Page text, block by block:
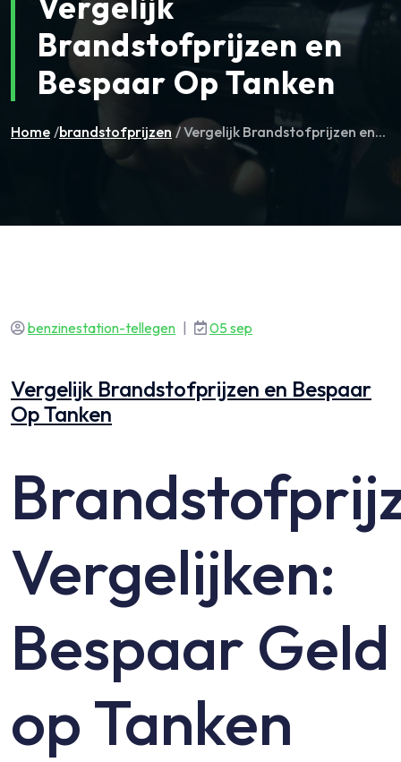
Brandstofprijzen en
Bespaar Op Tanken
Home /brandstofprijzen / Vergelijk Brandstofprijzen en...
benzinestation-tellegen 05 sep
Vergelijk Brandstofprijzen en Bespaar
Op Tanken
Vergelijken:
Bespaar Geld
op Tanken